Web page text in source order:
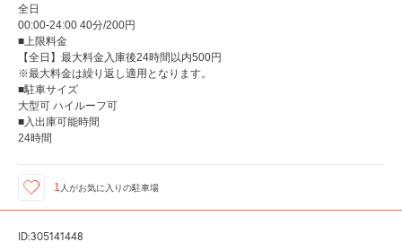
全日
00:00-24:00 40分/200円
■上限料金
【全日】最大料金入庫後24時間以内500円
※最大料金は繰り返し適用となります。
■駐車サイズ
大型可 ハイルーフ可
■入出庫可能時間
24時間
1 人がお気に入りの駐車場
ID:305141448